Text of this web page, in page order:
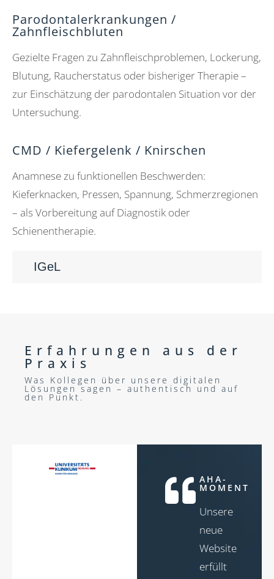
IGeL
Parodontalerkrankungen /
Zahnfleischbluten
Gezielte Fragen zu Zahnfleischproblemen, Lockerung,
Blutung, Raucherstatus oder bisheriger Therapie –
zur Einschätzung der parodontalen Situation vor der
Untersuchung.
CMD / Kiefergelenk / Knirschen
Anamnese zu funktionellen Beschwerden:
Kieferknacken, Pressen, Spannung, Schmerzregionen
– als Vorbereitung auf Diagnostik oder
Schienentherapie.
Erfahrungen aus der
Praxis
Was Kollegen über unsere digitalen
Lösungen sagen – authentisch und auf
den Punkt.
AHA-
MOMENT
Unsere
neue
Website
erfüllt